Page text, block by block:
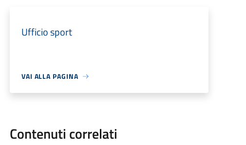
Ufficio sport
VAI ALLA PAGINA
Contenuti correlati